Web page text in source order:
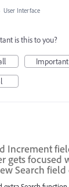
User Interface
is this to you?
Important
Increment
gets focused
Search field